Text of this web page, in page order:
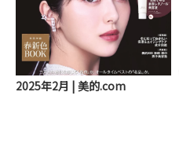
2025年2月 | 美的.com